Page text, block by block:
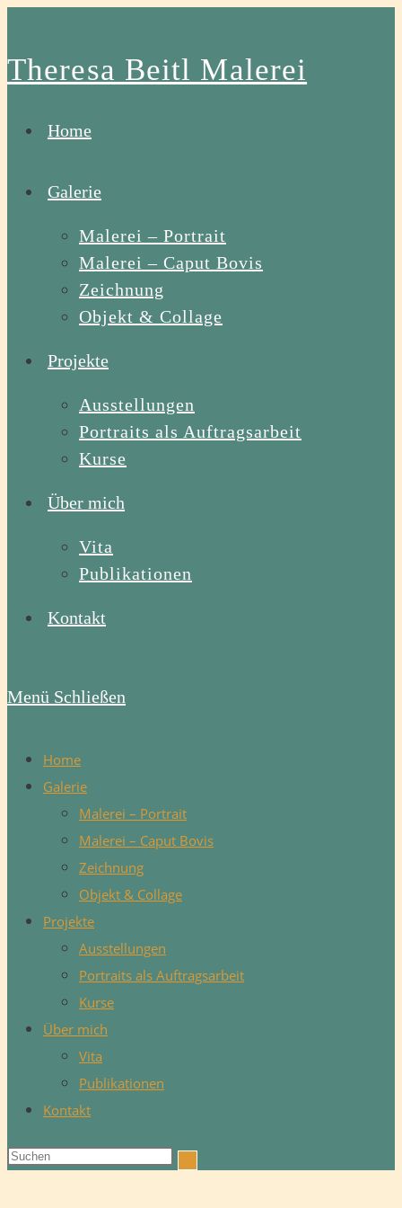
springen
Theresa Beitl Malerei
Home
Galerie
Malerei – Portrait
Malerei – Caput Bovis
Zeichnung
Objekt & Collage
Projekte
Ausstellungen
Portraits als Auftragsarbeit
Kurse
Über mich
Vita
Publikationen
Kontakt
Menü Schließen
Home
Galerie
Malerei – Portrait
Malerei – Caput Bovis
Zeichnung
Objekt & Collage
Projekte
Ausstellungen
Portraits als Auftragsarbeit
Kurse
Über mich
Vita
Publikationen
Kontakt
Diese